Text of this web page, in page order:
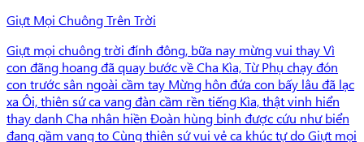
Giựt Mọi Chuông Trên Trời
Giựt mọi chuông trời đính đông, bữa nay mừng vui thay Vì
con đãng hoang đã quay bước về Cha Kìa, Từ Phụ chạy đón
con trước sân ngoài cầm tay Mừng hôn đứa con bấy lâu đã lạc
xa Ôi, thiên sứ ca vang đàn cầm rền tiếng Kìa, thật vinh hiển
thay danh Cha nhân hiền Đoàn hùng binh được cứu như biển
đang gầm vang to Cùng thiên sứ vui vẻ ca khúc tự do Giựt mọi